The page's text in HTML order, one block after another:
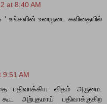
at 8:40 AM
' உங்களின் உரைநடை கவிதையில்
9:51 AM
பதிவாக்கிய விதம் அருமை.
அற்புதமாய் பதிவாக்குகிற